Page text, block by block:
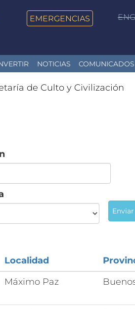
EMERGENCIAS
NOTICIAS
de Culto y Civilización
Enviar
Localidad
Máximo Paz